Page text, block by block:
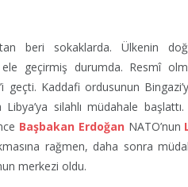
beri sokaklarda. Ülkenin
geçirmiş durumda. Resmî
geçti. Kaddafi ordusunun
silahlı müdahale
Başbakan Erdoğan NATO’nun
rağmen, daha sonra
merkezi oldu.